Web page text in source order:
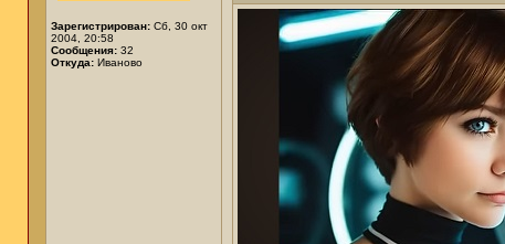
Зарегистрирован: Сб, 30 окт
2004, 20:58
Сообщения: 32
Откуда: Иваново